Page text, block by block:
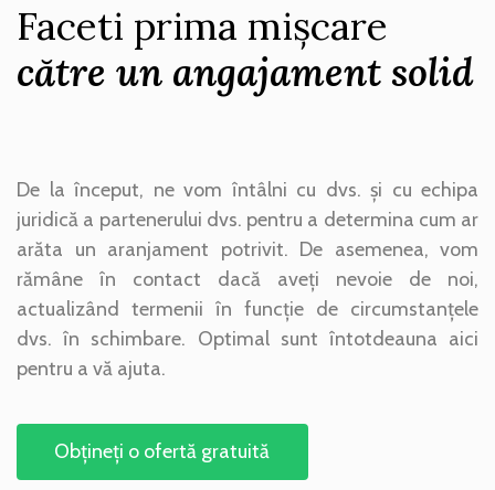
Faceti prima mișcare
către un angajament solid
De la început, ne vom întâlni cu dvs. și cu echipa
juridică a partenerului dvs. pentru a determina cum ar
arăta un aranjament potrivit. De asemenea, vom
rămâne în contact dacă aveți nevoie de noi,
actualizând termenii în funcție de circumstanțele
dvs. în schimbare. Optimal sunt întotdeauna aici
pentru a vă ajuta.
Obțineți o ofertă gratuită